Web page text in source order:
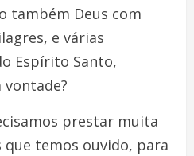
também Deus com
e várias
Espírito Santo,
prestar muita
que temos ouvido, para